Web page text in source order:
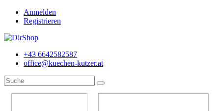
Anmelden
Registrieren
+43 6642582587
office@kuechen-kutzer.at